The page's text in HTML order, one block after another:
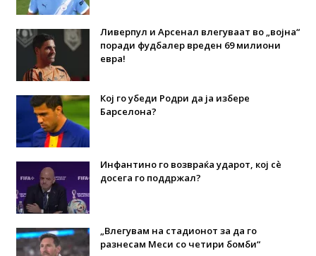
Ливерпул и Арсенал влегуваат во „војна“
поради фудбалер вреден 69 милиони
евра!
Кој го убеди Родри да ја избере
Барселона?
Инфантино го возвраќа ударот, кој сè
досега го поддржал?
„Влегувам на стадионот за да го
разнесам Меси со четири бомби“